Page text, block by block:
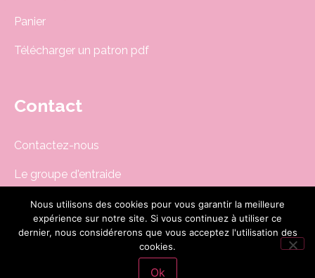
Panier
Télécharger un patron pdf
Contact
Contactez-nous
Le groupe d'entraide
Newsletter
boutique@dodynette.com
Nous utilisons des cookies pour vous garantir la meilleure
expérience sur notre site. Si vous continuez à utiliser ce
dernier, nous considérerons que vous acceptez l'utilisation des
cookies.
Ok